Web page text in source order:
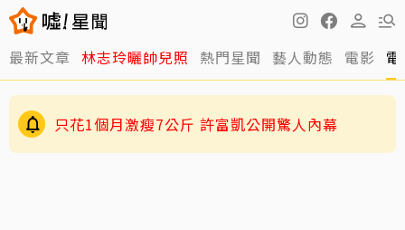
最新文章 林志玲曬帥兒照 熱門星聞 藝人動態 電影
只花1個月激瘦7公斤 許富凱公開驚人內幕